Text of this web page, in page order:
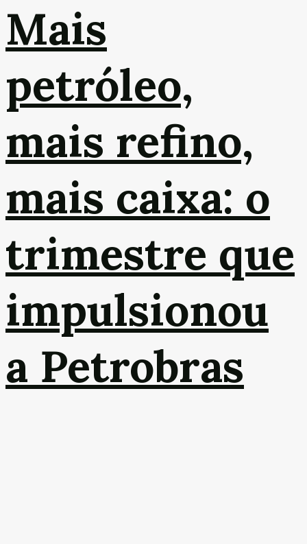
Mais
petróleo,
mais refino,
mais caixa: o
trimestre que
impulsionou
a Petrobras